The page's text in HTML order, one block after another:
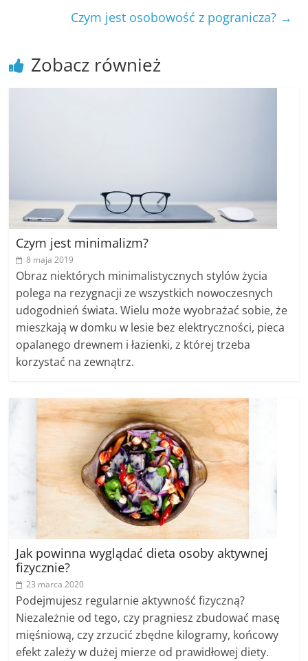
Czym jest osobowość z pogranicza? →
Zobacz również
Czym jest minimalizm?
8 maja 2019
Obraz niektórych minimalistycznych stylów życia
polega na rezygnacji ze wszystkich nowoczesnych
udogodnień świata. Wielu może wyobrażać sobie, że
mieszkają w domku w lesie bez elektryczności, pieca
opalanego drewnem i łazienki, z której trzeba
korzystać na zewnątrz.
Jak powinna wyglądać dieta osoby aktywnej
fizycznie?
23 marca 2020
Podejmujesz regularnie aktywność fizyczną?
Niezależnie od tego, czy pragniesz zbudować masę
mięśniową, czy zrzucić zbędne kilogramy, końcowy
efekt zależy w dużej mierze od prawidłowej diety.